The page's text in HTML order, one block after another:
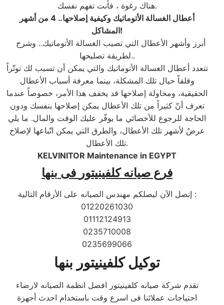
هناك رغوة ، فأنت تفهم نفسك.
أعطال الغسالة الأتوماتيك وكيفية إصلاحها.. 4 من أشهر
المشاكل!
لطريقة تصليحها..
تتعدد أعطال الغسالة الأتوماتيك والتي يمكن أن تسبب لك توتّراً
وقلقاً حيال تلك المشكلة، بينما معرفة أسباب الأعطال
الحقيقية، ومحاولة إصلاحها قد يخفف هذا الأمر، خصوصاً عندما
تعرف أنّ كثيراً من تلك الأعطال يمكن إصلاحها بنفسك ودون
الحاجة للرجوع للأخصائي ما يوفّر عليك الوقت والمال. ما يلي
عرضٌ لأشهر تلك الأعطال، والطرق التي يمكن اتّباعها لإصلاح
تلك الأعطال.
KELVINITOR Maintenance in EGYPT
فرع صيانهكلفينيتور فى بنها
إتصل الآن ليصلكم مهندس الصيانه على الأرقام التالية :
01220261030
01112124913
0235710008
0235699066
توكيل كلفينيتور بنها
تقدم شركة صيانه كلفينيتور افضل انظمة الصيانه لارضاء
احتياجات عملائنا فى اسرع وقت باستخدام احدث أجهزة